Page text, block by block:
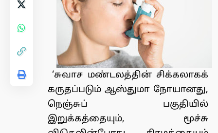
‘சுவாச மண்டலத்தின் சிக்கலாகக்
கருதப்படும் ஆஸ்துமா நோயானது,
நெஞ்சுப் பகுதியில்
இறுக்கத்தையும், மூச்சு